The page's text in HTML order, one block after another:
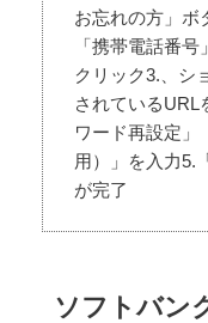
お忘れの方」ボ
「携帯電話番
クリック3.、シ
されているURL
ワード再設定」
用）」を入力5.
が完了
ソフトバン